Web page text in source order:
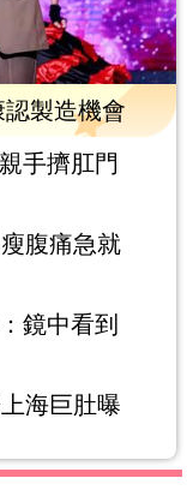
製造機會
手擠肛門
腹痛急就
鏡中看到
海巨肚曝